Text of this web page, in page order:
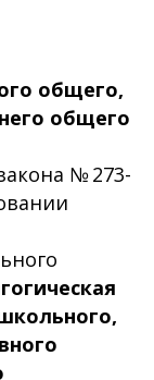
общего,
общего
№ 273-